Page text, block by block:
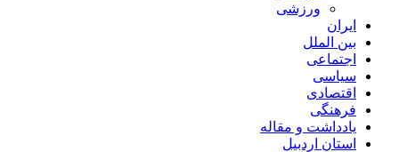
ورزشی
ایران
بین الملل
اجتماعی
سیاسی
اقتصادی
فرهنگی
یادداشت و مقاله
استان اردبیل